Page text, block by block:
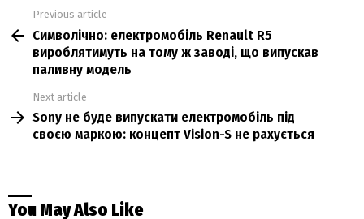
more
Previous article
Символічно: електромобіль Renault R5
вироблятимуть на тому ж заводі, що випускав
паливну модель
Next article
Sony не буде випускати електромобіль під
своєю маркою: концепт Vision-S не рахується
You May Also Like